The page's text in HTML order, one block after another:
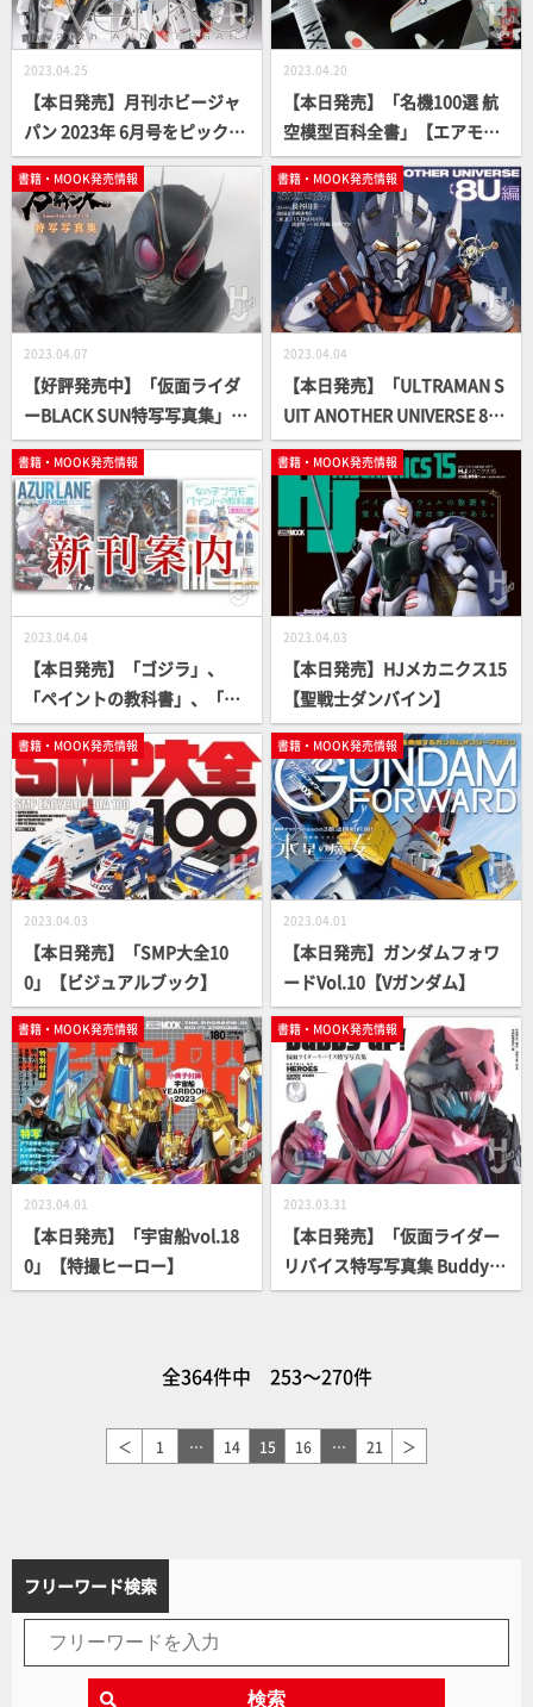
2023.04.25
【本日発売】月刊ホビージャ
パン 2023年 6月号をピックア
ップ！
2023.04.20
【本日発売】「名機100選 航
空模型百科全書」【エアモデ
ル】
書籍・MOOK発売情報
2023.04.07
【好評発売中】「仮面ライダ
ーBLACK SUN特写写真集」
【仮面ライダー】
書籍・MOOK発売情報
2023.04.04
【本日発売】「ULTRAMAN S
UIT ANOTHER UNIVERSE 8U
編」【小説】
書籍・MOOK発売情報
2023.04.04
【本日発売】「ゴジラ」、
「ペイントの教科書」、「ア
ズールレーン」書籍続々登
場！
書籍・MOOK発売情報
2023.04.03
【本日発売】HJメカニクス15
【聖戦士ダンバイン】
書籍・MOOK発売情報
2023.04.03
【本日発売】「SMP大全10
0」【ビジュアルブック】
書籍・MOOK発売情報
2023.04.01
【本日発売】ガンダムフォワ
ードVol.10【Vガンダム】
書籍・MOOK発売情報
2023.04.01
【本日発売】「宇宙船vol.18
0」【特撮ヒーロー】
書籍・MOOK発売情報
2023.03.31
【本日発売】「仮面ライダー
リバイス特写写真集 Buddy U
p！」【仮面ライダー】
全364件中 253～270件
＜ 1 … 14 15 16 … 21 ＞
フリーワード検索
検索